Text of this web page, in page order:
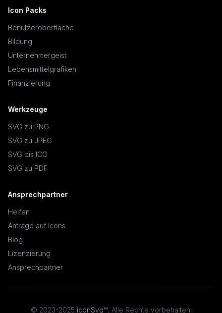
Icon Packs
Benutzeroberfläche
Bildung
Unternehmergeist
Lebensmittelgrafiken
Finanzierung
Werkzeuge
SVG zu PNG
SVG zu JPEG
SVG bis ICO
SVG zu PDF
Ansprechpartner
Helfen
Anträge auf Icons
Blog
Lizenzierung
Ansprechpartner
© 2023-2025 iconSvg™, Alle Rechte vorbehalten.